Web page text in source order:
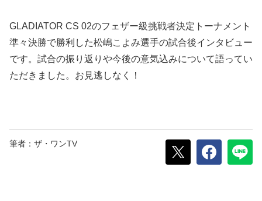
GLADIATOR CS 02のフェザー級挑戦者決定トーナメント
準々決勝で勝利した松嶋こよみ選手の試合後インタビュー
です。試合の振り返りや今後の意気込みについて語ってい
ただきました。お見逃しなく！
筆者：ザ・ワンTV